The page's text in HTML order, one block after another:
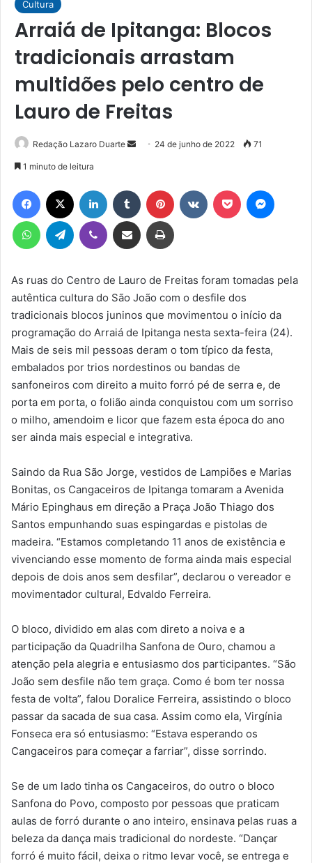
Cultura
Arraiá de Ipitanga: Blocos
tradicionais arrastam
multidões pelo centro de
Lauro de Freitas
Redação Lazaro Duarte
Mande
mail
24 de junho de 2022 71
1 minuto de leitura
Facebook Linkedin Tumblr Pinterest Pocket
WhatsAppTelegram Viber Compartilhar via e-mail Imprimir
As ruas do Centro de Lauro de Freitas foram tomadas pela
autêntica cultura do São João com o desfile dos
tradicionais blocos juninos que movimentou o início da
programação do Arraiá de Ipitanga nesta sexta-feira (24).
Mais de seis mil pessoas deram o tom típico da festa,
embalados por trios nordestinos ou bandas de
sanfoneiros com direito a muito forró pé de serra e, de
porta em porta, o folião ainda conquistou com um sorriso
o milho, amendoim e licor que fazem esta época do ano
ser ainda mais especial e integrativa.
Saindo da Rua São Jorge, vestidos de Lampiões e Marias
Bonitas, os Cangaceiros de Ipitanga tomaram a Avenida
Mário Epinghaus em direção a Praça João Thiago dos
Santos empunhando suas espingardas e pistolas de
madeira. “Estamos completando 11 anos de existência e
vivenciando esse momento de forma ainda mais especial
depois de dois anos sem desfilar”, declarou o vereador e
movimentador cultural, Edvaldo Ferreira.
O bloco, dividido em alas com direto a noiva e a
participação da Quadrilha Sanfona de Ouro, chamou a
atenção pela alegria e entusiasmo dos participantes. “São
João sem desfile não tem graça. Como é bom ter nossa
festa de volta”, falou Doralice Ferreira, assistindo o bloco
passar da sacada de sua casa. Assim como ela, Virgínia
Fonseca era só entusiasmo: “Estava esperando os
Cangaceiros para começar a farriar”, disse sorrindo.
Se de um lado tinha os Cangaceiros, do outro o bloco
Sanfona do Povo, composto por pessoas que praticam
aulas de forró durante o ano inteiro, ensinava pelas ruas a
beleza da dança mais tradicional do nordeste. “Dançar
forró é muito fácil, deixa o ritmo levar você, se entrega e